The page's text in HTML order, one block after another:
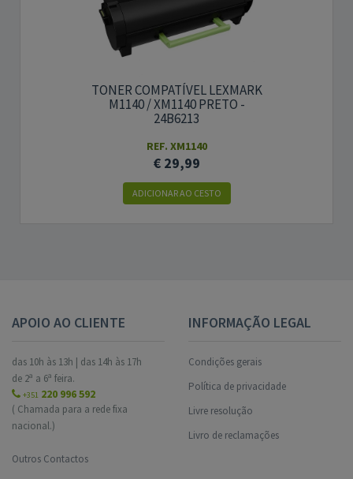
TONER COMPATÍVEL LEXMARK
M1140 / XM1140 PRETO -
24B6213
REF. XM1140
€ 29,99
ADICIONAR AO CESTO
APOIO AO CLIENTE
das 10h às 13h | das 14h às 17h
de 2ª a 6ª feira.
+351 220 996 592
( Chamada para a rede fixa
nacional.)
Outros Contactos
INFORMAÇÃO LEGAL
Condições gerais
Política de privacidade
Livre resolução
Livro de reclamações